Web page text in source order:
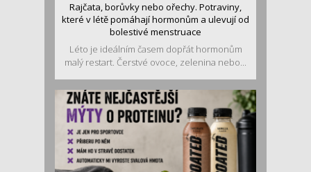
Rajčata, borůvky nebo ořechy. Potraviny,
které v létě pomáhají hormonům a ulevují od
bolestivé menstruace
Léto je ideálním časem dopřát hormonům
malý restart. Čerstvé ovoce, zelenina nebo...